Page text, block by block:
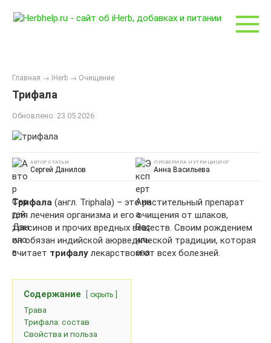
Главная → iHerb → Очищение
Трифала
Обновлено: 23.05.2026
АВТОР СТАТЬИ
Сергей Данилов
ПРОВЕРИЛА НУТРИЦИОЛОГ
Анна Васильева
Трифала (англ. Triphala) – это растительный препарат
для лечения организма и его очищения от шлаков,
токсинов и прочих вредных веществ. Своим рождением
он обязан индийской аюрведической традиции, которая
считает трифалу лекарством от всех болезней.
Содержание скрыть
Трава
Трифала: состав
Свойства и польза